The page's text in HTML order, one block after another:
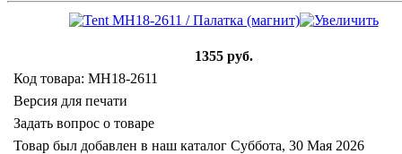
1355 руб.
Код товара: MH18-2611
Версия для печати
Задать вопрос о товаре
Товар был добавлен в наш каталог Суббота, 30 Мая 2026